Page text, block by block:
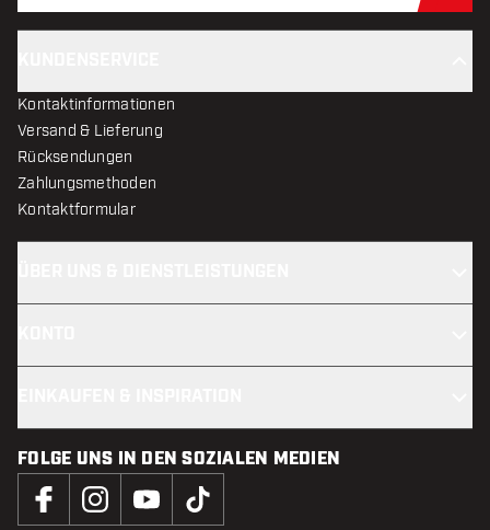
Kontaktinformationen
Versand & Lieferung
Rücksendungen
Zahlungsmethoden
Kontaktformular
FOLGE UNS IN DEN SOZIALEN MEDIEN